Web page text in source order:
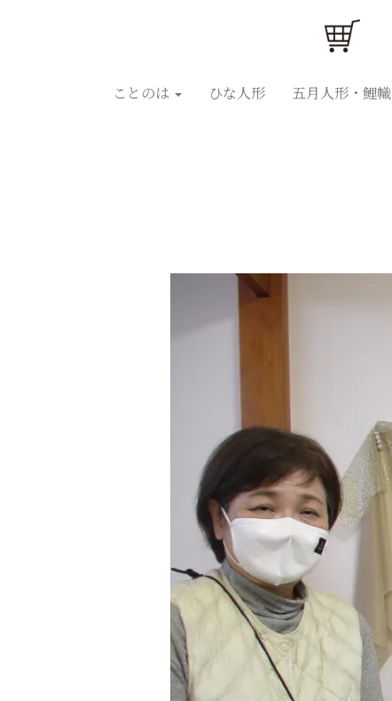
ことのは五月人形
ことのは ひな人形 五月人形・鯉幟